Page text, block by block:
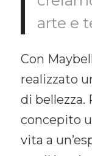
arte e
Con
realizzato
di bellezza.
concepito
vita a